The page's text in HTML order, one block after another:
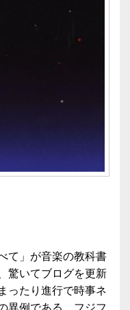
て」が音楽の教科書
驚いてブログを更新
ったり進行で時事ネ